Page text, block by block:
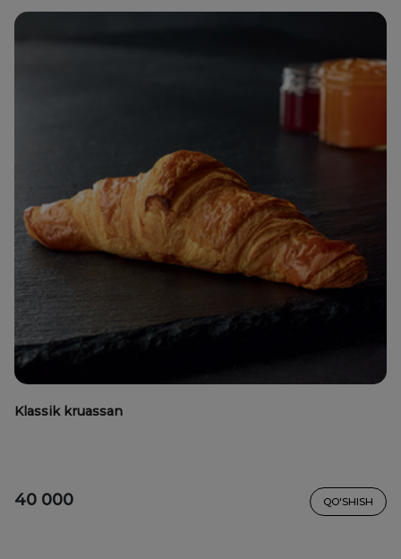
Klassik kruassan
40 000 QO'SHISH